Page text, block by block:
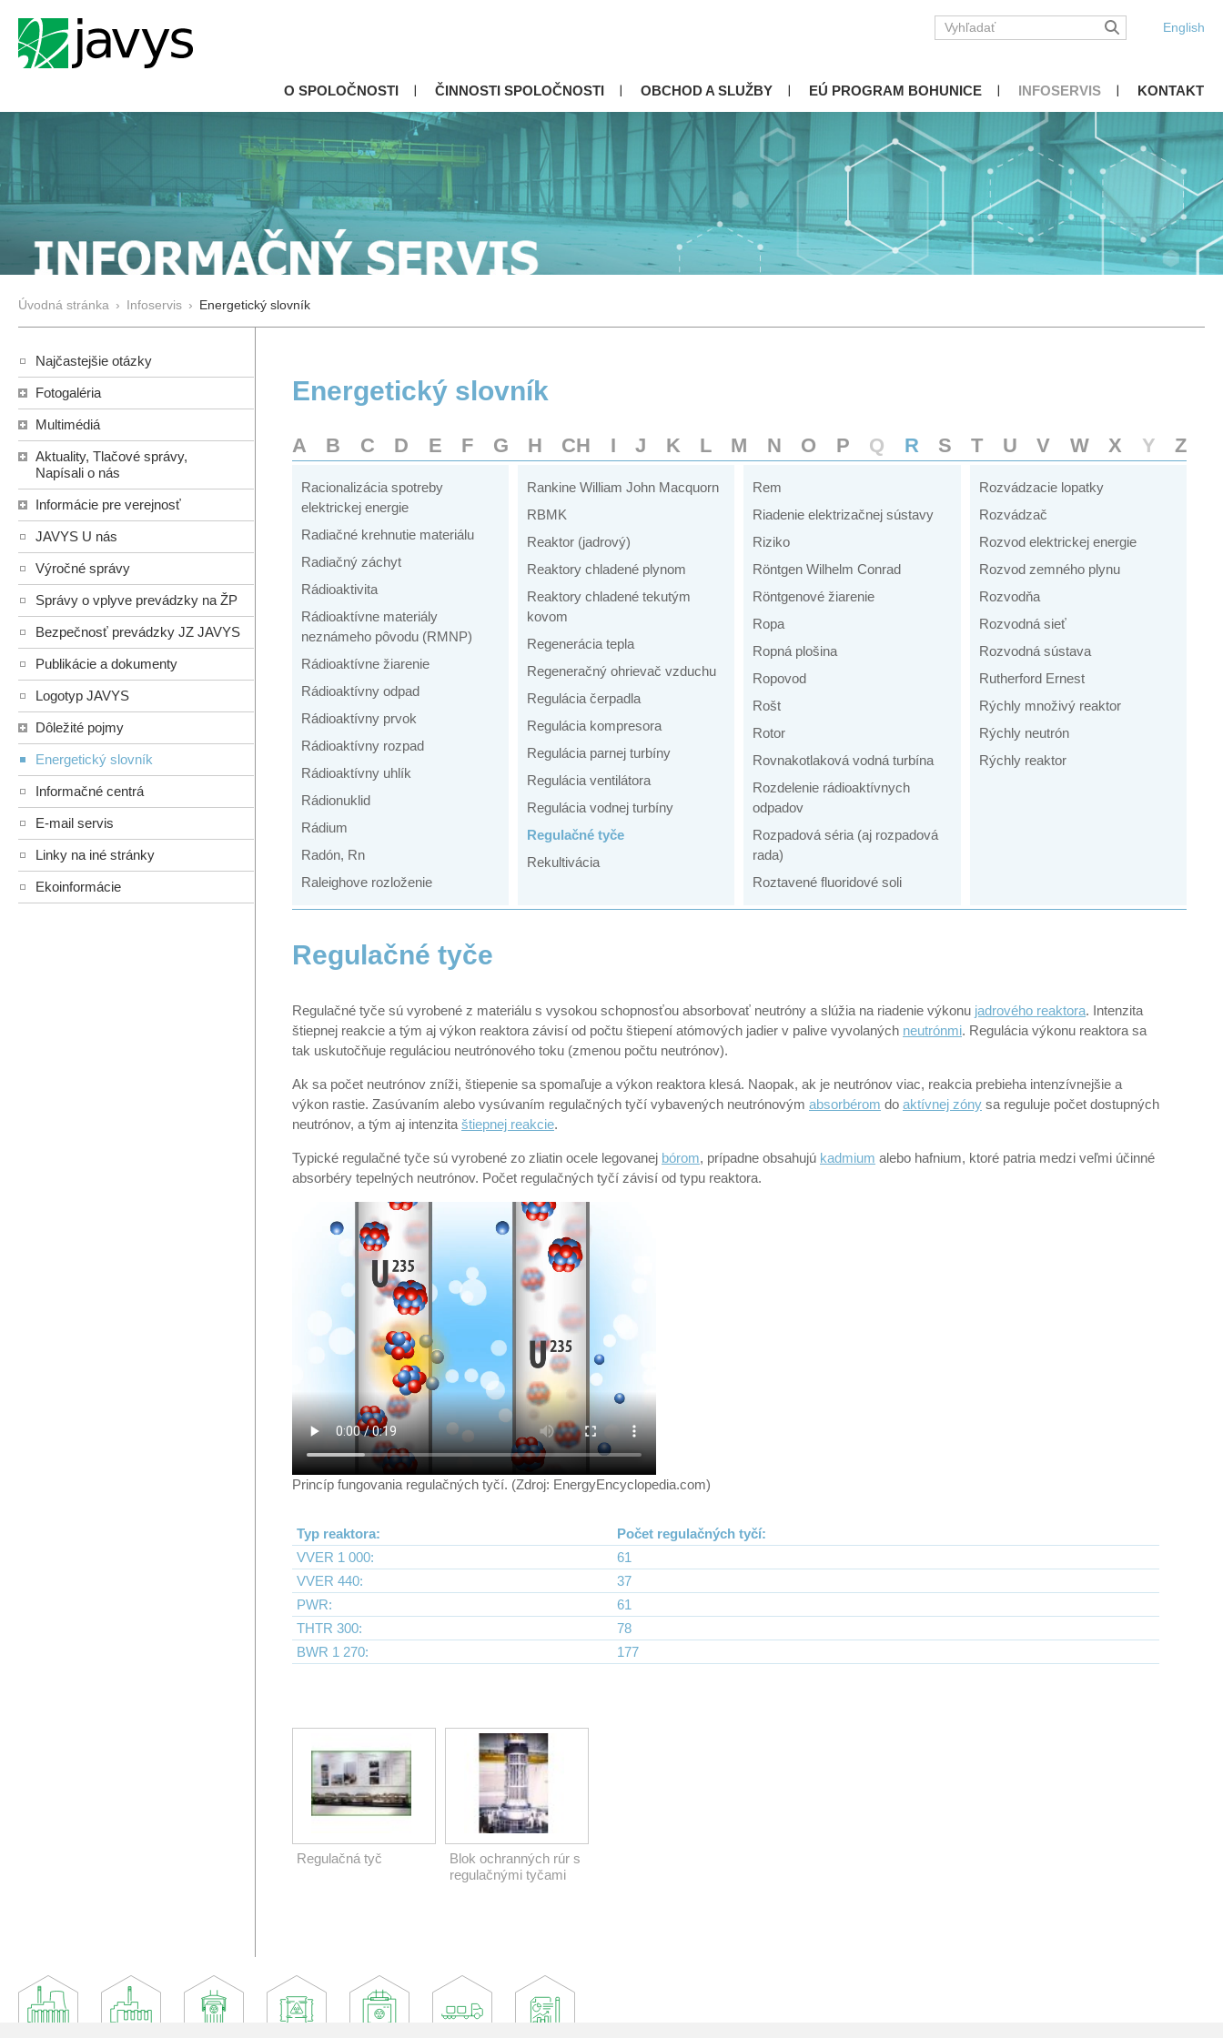
English
O SPOLOČNOSTI ČINNOSTI SPOLOČNOSTI OBCHOD A SLUŽBY EÚ PROGRAM BOHUNICE INFOSERVIS KONTAKT
Úvodná stránka › Infoservis › Energetický slovník
Najčastejšie otázky
Fotogaléria
Multimédiá
Aktuality, Tlačové správy,
Napísali o nás
Informácie pre verejnosť
JAVYS U nás
Výročné správy
Správy o vplyve prevádzky na ŽP
Bezpečnosť prevádzky JZ JAVYS
Publikácie a dokumenty
Logotyp JAVYS
Dôležité pojmy
Energetický slovník
Informačné centrá
E-mail servis
Linky na iné stránky
Ekoinformácie
Energetický slovník
A B C D E F G H CH I J K L M N O P Q R S T U V W X Y Z
Racionalizácia spotreby
elektrickej energie
Radiačné krehnutie materiálu
Radiačný záchyt
Rádioaktivita
Rádioaktívne materiály
neznámeho pôvodu (RMNP)
Rádioaktívne žiarenie
Rádioaktívny odpad
Rádioaktívny prvok
Rádioaktívny rozpad
Rádioaktívny uhlík
Rádionuklid
Rádium
Radón, Rn
Raleighove rozloženie
Rankine William John Macquorn
RBMK
Reaktor (jadrový)
Reaktory chladené plynom
Reaktory chladené tekutým
kovom
Regenerácia tepla
Regeneračný ohrievač vzduchu
Regulácia čerpadla
Regulácia kompresora
Regulácia parnej turbíny
Regulácia ventilátora
Regulácia vodnej turbíny
Regulačné tyče
Rekultivácia
Rem
Riadenie elektrizačnej sústavy
Riziko
Röntgen Wilhelm Conrad
Röntgenové žiarenie
Ropa
Ropná plošina
Ropovod
Rošt
Rotor
Rovnakotlaková vodná turbína
Rozdelenie rádioaktívnych
odpadov
Rozpadová séria (aj rozpadová
rada)
Roztavené fluoridové soli
Rozvádzacie lopatky
Rozvádzač
Rozvod elektrickej energie
Rozvod zemného plynu
Rozvodňa
Rozvodná sieť
Rozvodná sústava
Rutherford Ernest
Rýchly množivý reaktor
Rýchly neutrón
Rýchly reaktor
Regulačné tyče
Regulačné tyče sú vyrobené z materiálu s vysokou schopnosťou absorbovať neutróny a slúžia na riadenie výkonu jadrového reaktora. Intenzita
štiepnej reakcie a tým aj výkon reaktora závisí od počtu štiepení atómových jadier v palive vyvolaných neutrónmi. Regulácia výkonu reaktora sa
tak uskutočňuje reguláciou neutrónového toku (zmenou počtu neutrónov).
Ak sa počet neutrónov zníži, štiepenie sa spomaľuje a výkon reaktora klesá. Naopak, ak je neutrónov viac, reakcia prebieha intenzívnejšie a
výkon rastie. Zasúvaním alebo vysúvaním regulačných tyčí vybavených neutrónovým absorbérom do aktívnej zóny sa reguluje počet dostupných
neutrónov, a tým aj intenzita štiepnej reakcie.
Typické regulačné tyče sú vyrobené zo zliatin ocele legovanej bórom, prípadne obsahujú kadmium alebo hafnium, ktoré patria medzi veľmi účinné
absorbéry tepelných neutrónov. Počet regulačných tyčí závisí od typu reaktora.
Princíp fungovania regulačných tyčí. (Zdroj: EnergyEncyclopedia.com)
Typ reaktora:
Počet regulačných tyčí:
VVER 1 000:
61
VVER 440:
37
PWR:
61
THTR 300:
78
BWR 1 270:
177
Regulačná tyč
Blok ochranných rúr s
regulačnými tyčami